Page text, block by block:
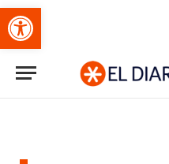
Obre la barra d'eines